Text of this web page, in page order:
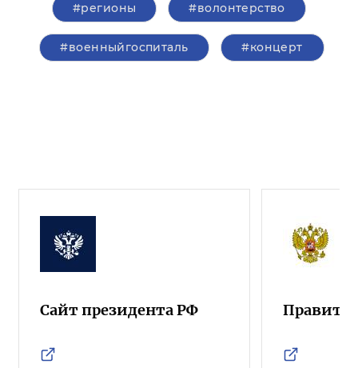
#регионы #волонтерство
#военныйгоспиталь #концерт
Сайт президента РФ